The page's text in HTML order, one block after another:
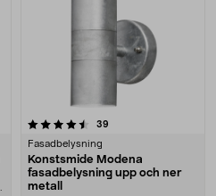
39
Fasadbelysning
Konstsmide Modena
fasadbelysning upp och ner
metall